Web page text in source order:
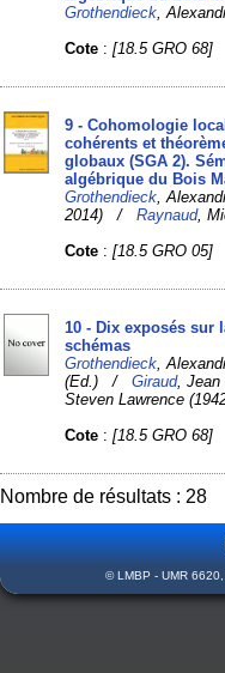
Grothendieck ,
Cote :[18.5 GRO 68]
9 - Cohomologie
cohérents et
globaux (SGA 2).
algébrique du Bois
Grothendieck ,
2014) /Raynaud,
Cote :[18.5 GRO 05]
10 - Dix exposés sur
schémas
Grothendieck ,
(Ed.) /Giraud,
Steven Lawrence
Cote :[18.5 GRO 68]
Nombre de résultats : 28
© LMBP - UMR